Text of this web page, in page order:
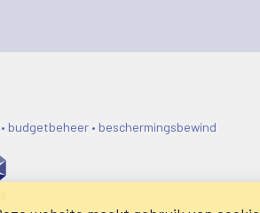
budgetbeheer • beschermingsbewind